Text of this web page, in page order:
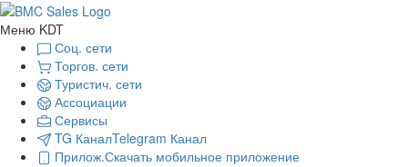
Меню KDT
Соц. сети
Торгов. сети
Туристич. сети
Ассоциации
Сервисы
TG КаналTelegram Канал
Прилож.Скачать мобильное приложение